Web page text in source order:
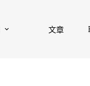
文章